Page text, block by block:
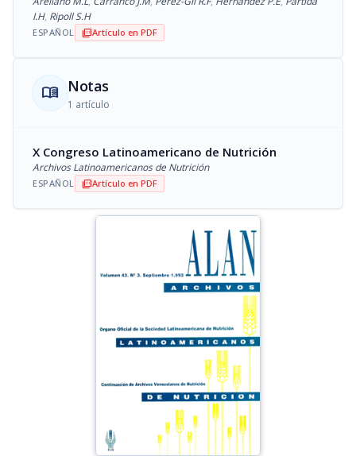
I.H, Ripoll S.H
ESPAÑOL picture_as_pdfArtículo en PDF
menu_book Notas
1 artículo
X Congreso Latinoamericano de Nutrición
Archivos Latinoamericanos de Nutrición
ESPAÑOL picture_as_pdfArtículo en PDF